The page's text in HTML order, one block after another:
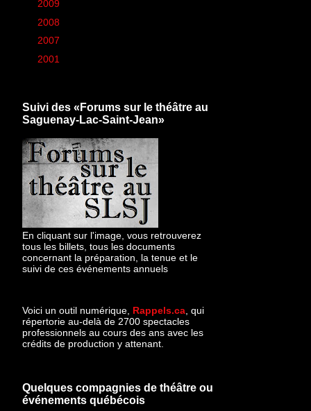
2009
2008
2007
2001
Suivi des «Forums sur le théâtre au
Saguenay-Lac-Saint-Jean»
En cliquant sur l'image, vous retrouverez
tous les billets, tous les documents
concernant la préparation, la tenue et le
suivi de ces événements annuels
Voici un outil numérique, Rappels.ca , qui
répertorie au-delà de 2700 spectacles
professionnels au cours des ans avec les
crédits de production y attenant.
Quelques compagnies de théâtre ou
événements québécois